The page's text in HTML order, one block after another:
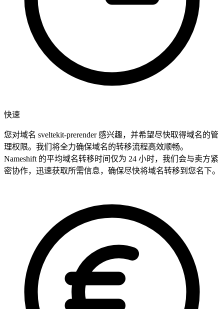
快速
您对域名 sveltekit-prerender 感兴趣，并希望尽快取得域名的管
理权限。我们将全力确保域名的转移流程高效顺畅。
Nameshift 的平均域名转移时间仅为 24 小时，我们会与卖方紧
密协作，迅速获取所需信息，确保尽快将域名转移到您名下。